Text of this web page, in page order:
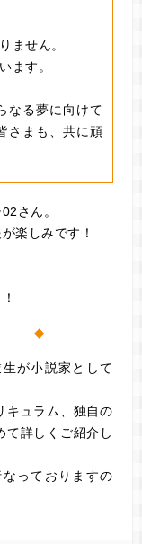
ません。
ます。
なる夢に向けて
さまも、共に頑
さん。
楽しみです！
◆
が小説家として
キュラム、独自の
て詳しくご紹介し
なっておりますの